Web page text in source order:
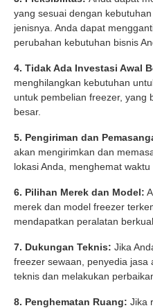
yang sesuai dengan
jenisnya. Anda dapat
perubahan kebutuhan bisnis
4. Tidak Ada Investasi Awal
menghilangkan kebutuhan
untuk pembelian freezer, yang
besar.
5. Pengiriman dan
akan mengirimkan dan
lokasi Anda, menghemat waktu
6. Pilihan Merek dan Model:
merek dan model freezer
mendapatkan peralatan
7. Dukungan Teknis: Jika
freezer sewaan, penyedia jasa
teknis dan melakukan
8. Penghematan Ruang: Jika